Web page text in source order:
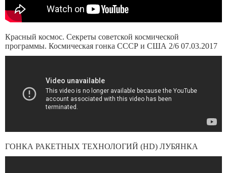
Красный космос. Секреты советской космической
программы. Космическая гонка СССР и США 2/6 07.03.2017
ГОНКА РАКЕТНЫХ ТЕХНОЛОГИЙ (HD) ЛУБЯНКА